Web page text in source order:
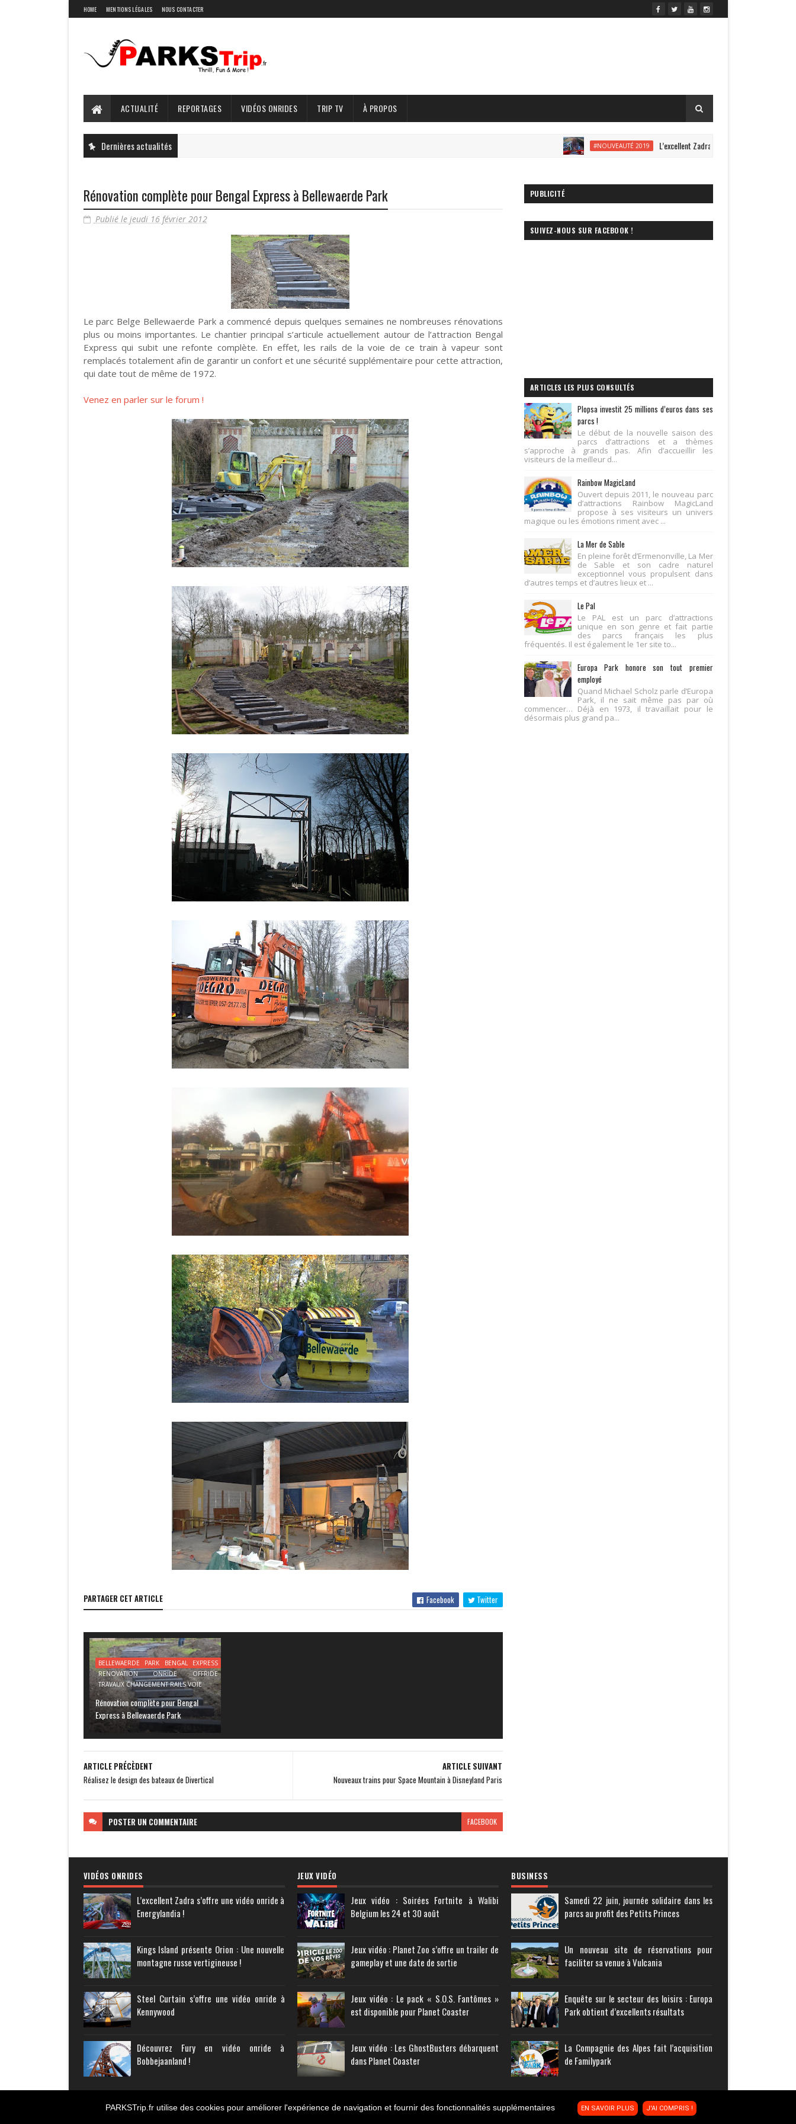
HOME MENTIONS LÉGALES NOUS CONTACTER
ACTUALITÉ REPORTAGES VIDÉOS ONRIDES TRIP TV À PROPOS
Dernières actualités #NOUVEAUTÉ 2019 L’excellent Zadra s’offre une vidéo onride à
Rénovation complète pour Bengal Express à Bellewaerde Park
Publié le jeudi 16 février 2012
Le parc Belge Bellewaerde Park a commencé depuis quelques semaines ne nombreuses rénovations
plus ou moins importantes. Le chantier principal s’articule actuellement autour de l’attraction Bengal
Express qui subit une refonte complète. En effet, les rails de la voie de ce train à vapeur sont
remplacés totalement afin de garantir un confort et une sécurité supplémentaire pour cette attraction,
qui date tout de même de 1972.
Venez en parler sur le forum !
PARTAGER CET ARTICLE Facebook Twitter
BELLEWAERDE PARK BENGAL EXPRESS
RENOVATION ONRIDE OFFRIDE
TRAVAUX CHANGEMENT RAILS VOIE
Rénovation complète pour Bengal
Express à Bellewaerde Park
ARTICLE SUIVANT
Nouveaux trains pour Space Mountain à Disneyland Paris
ARTICLE PRÉCÈDENT
Réalisez le design des bateaux de Divertical
POSTER UN COMMENTAIRE FACEBOOK
PUBLICITÉ
SUIVEZ-NOUS SUR FACEBOOK !
ARTICLES LES PLUS CONSULTÉS
Plopsa investit 25 millions d’euros dans ses
parcs !
Le début de la nouvelle saison des
parcs d’attractions et a thèmes
s’approche à grands pas. Afin d’accueillir les
visiteurs de la meilleur d...
Rainbow MagicLand
Ouvert depuis 2011, le nouveau parc
d’attractions Rainbow MagicLand
propose à ses visiteurs un univers
magique ou les émotions riment avec ...
La Mer de Sable
En pleine forêt d’Ermenonville, La Mer
de Sable et son cadre naturel
exceptionnel vous propulsent dans
d’autres temps et d’autres lieux et ...
Le Pal
Le PAL est un parc d’attractions
unique en son genre et fait partie
des parcs français les plus
fréquentés. Il est également le 1er site to...
Europa Park honore son tout premier
employé
Quand Michael Scholz parle d’Europa
Park, il ne sait même pas par où
commencer… Déjà en 1973, il travaillait pour le
désormais plus grand pa...
VIDÉOS ONRIDES
L’excellent Zadra s’offre une vidéo onride à
Energylandia !
Kings Island présente Orion : Une nouvelle
montagne russe vertigineuse !
Steel Curtain s’offre une vidéo onride à
Kennywood
Découvrez Fury en vidéo onride à
Bobbejaanland !
JEUX VIDÉO
Jeux vidéo : Soirées Fortnite à Walibi
Belgium les 24 et 30 août
Jeux vidéo : Planet Zoo s’offre un trailer de
gameplay et une date de sortie
Jeux vidéo : Le pack « S.O.S. Fantômes »
est disponible pour Planet Coaster
Jeux vidéo : Les GhostBusters débarquent
dans Planet Coaster
BUSINESS
Samedi 22 juin, journée solidaire dans les
parcs au profit des Petits Princes
Un nouveau site de réservations pour
faciliter sa venue à Vulcania
Enquête sur le secteur des loisirs : Europa
Park obtient d’excellents résultats
La Compagnie des Alpes fait l’acquisition
de Familypark
Copyright © 2011- 2026 PARKS Trip
PARKSTrip.fr utilise des cookies pour améliorer l'expérience de navigation et fournir des fonctionnalités supplémentaires EN SAVOIR PLUS J'AI COMPRIS !